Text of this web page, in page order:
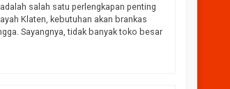
salah satu perlengkapan penting
Klaten, kebutuhan akan brankas
Sayangnya, tidak banyak toko besar